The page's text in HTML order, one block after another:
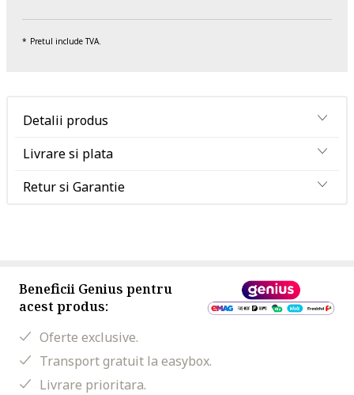
Pretul include TVA.
Detalii produs
Livrare si plata
Retur si Garantie
Beneficii Genius pentru
acest produs:
Oferte exclusive.
Transport gratuit la easybox.
Livrare prioritara.